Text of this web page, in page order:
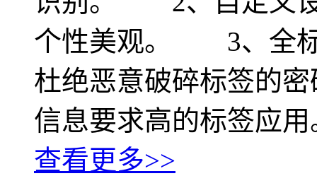
个性美观。 3、全标
杜绝恶意破碎标签的
信息要求高的标签应用
查看更多>>